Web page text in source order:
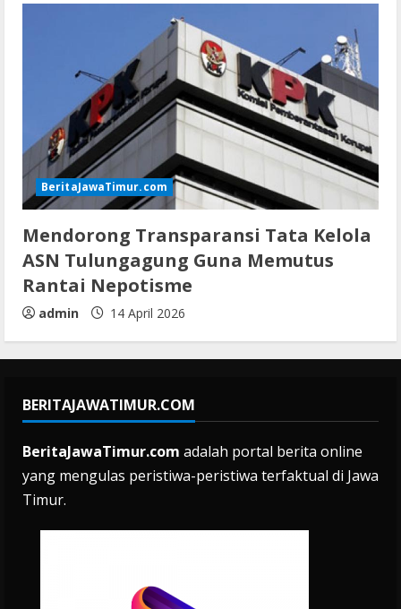
BeritaJawaTimur.com
Mendorong Transparansi Tata Kelola
ASN Tulungagung Guna Memutus
Rantai Nepotisme
admin 14 April 2026
BERITAJAWATIMUR.COM
BeritaJawaTimur.com adalah portal berita online
yang mengulas peristiwa-peristiwa terfaktual di Jawa
Timur.